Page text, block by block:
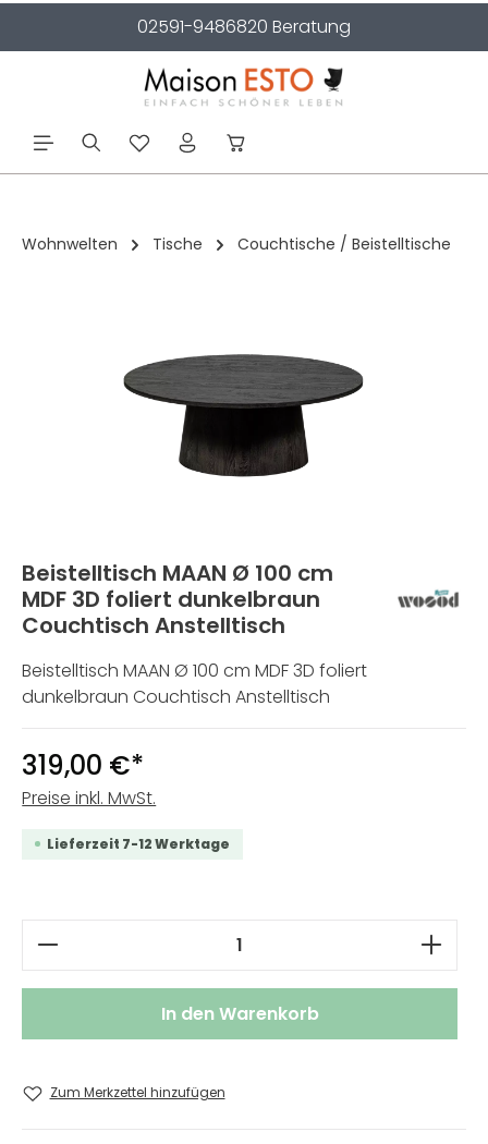
02591-9486820 Beratung
Wohnwelten Tische Couchtische / Beistelltische
Beistelltisch MAAN Ø 100 cm
MDF 3D foliert dunkelbraun
Couchtisch Anstelltisch
Beistelltisch MAAN Ø 100 cm MDF 3D foliert
dunkelbraun Couchtisch Anstelltisch
319,00 €*
Preise inkl. MwSt.
Lieferzeit 7-12 Werktage
Produkt Anzahl: Gib den
In den Warenkorb
Zum Merkzettel hinzufügen